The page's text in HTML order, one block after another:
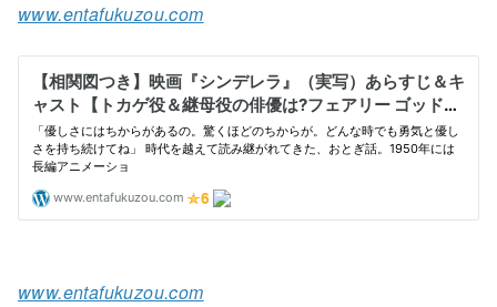
www.entafukuzou.com
www.entafukuzou.com